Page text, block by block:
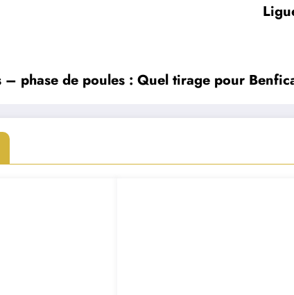
– phase de poules : Quel tirage pour